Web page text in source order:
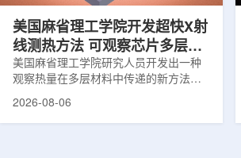
美国麻省理工学院开发超快X射
线测热方法 可观察芯片多层结
构热传递
美国麻省理工学院研究人员开发出一种
观察热量在多层材料中传递的新方法，
可用于精确测量计算机芯片等电子器件
2026-08-06